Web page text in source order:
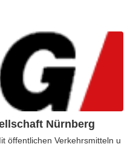
Nürnberg
öffentlichen Verkehrsmitteln u